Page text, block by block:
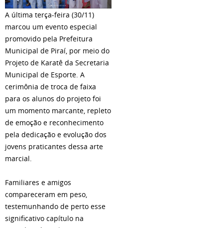
A última terça-feira (30/11)
marcou um evento especial
promovido pela Prefeitura
Municipal de Piraí, por meio do
Projeto de Karatê da Secretaria
Municipal de Esporte. A
cerimônia de troca de faixa
para os alunos do projeto foi
um momento marcante, repleto
de emoção e reconhecimento
pela dedicação e evolução dos
jovens praticantes dessa arte
marcial.
Familiares e amigos
compareceram em peso,
testemunhando de perto esse
significativo capítulo na